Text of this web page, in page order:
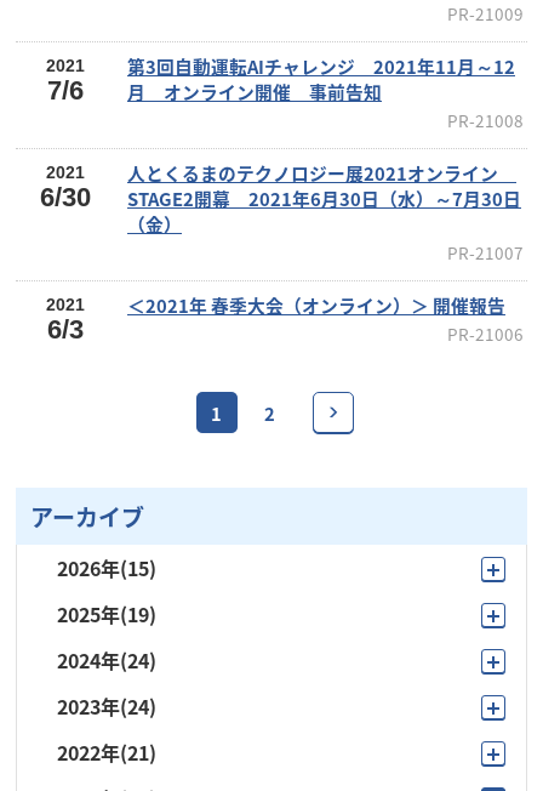
PR-21009
第3回自動運転AIチャレンジ 2021年11月～12
月 オンライン開催 事前告知
PR-21008
2021
7/6
人とくるまのテクノロジー展2021オンライン
STAGE2開幕 2021年6月30日（水）～7月30日
（金）
PR-21007
2021
6/30
＜2021年 春季大会（オンライン）＞ 開催報告
PR-21006
2021
6/3
1 2
アーカイブ
2026年(15)
7月(2)
6月(4)
5月(4)
4月(2)
2025年(19)
11月(3)
10月(2)
7月(2)
2024年(24)
12月(1)
11月(1)
2023年(24)
11月(2)
2022年(21)